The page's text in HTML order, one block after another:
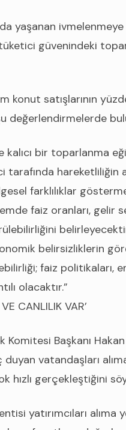
yaşanan
güvenindeki
konut satışlarının
değerlendirmelerde
bir toparlanma
hareketliliğin
farklılıklar
faiz oranları, gelir
belirsizliklerin
faiz politikaları,
olacaktır.”
CANLILIK VAR’
Başkanı
vatandaşları
hızlı gerçekleştiğini
yatırımcıları